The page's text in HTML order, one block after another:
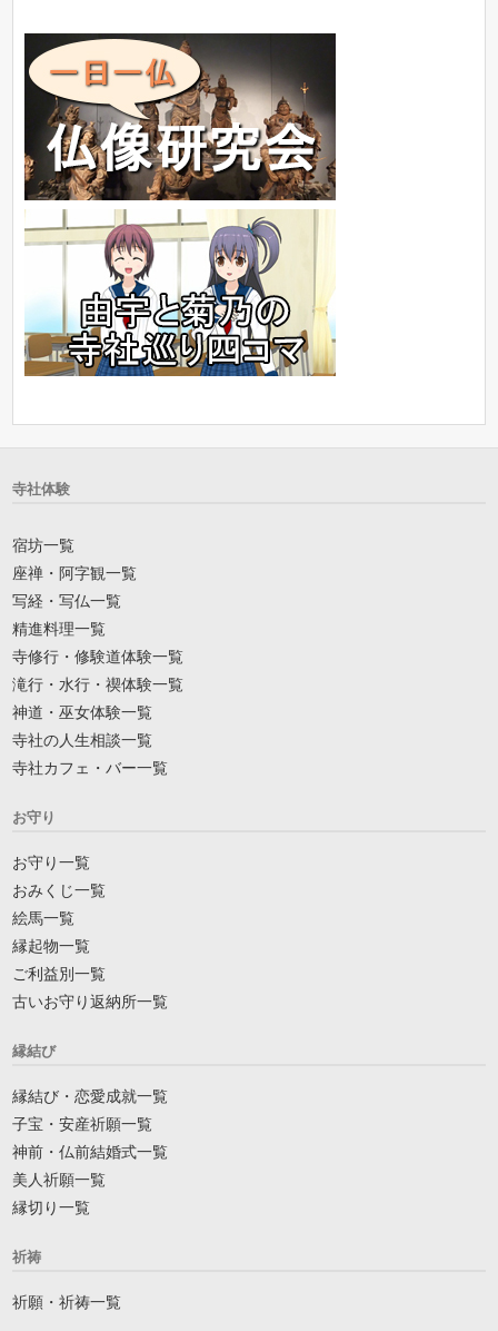
寺社体験
宿坊一覧
座禅・阿字観一覧
写経・写仏一覧
精進料理一覧
寺修行・修験道体験一覧
滝行・水行・禊体験一覧
神道・巫女体験一覧
寺社の人生相談一覧
寺社カフェ・バー一覧
お守り
お守り一覧
おみくじ一覧
絵馬一覧
縁起物一覧
ご利益別一覧
古いお守り返納所一覧
縁結び
縁結び・恋愛成就一覧
子宝・安産祈願一覧
神前・仏前結婚式一覧
美人祈願一覧
縁切り一覧
祈祷
祈願・祈祷一覧